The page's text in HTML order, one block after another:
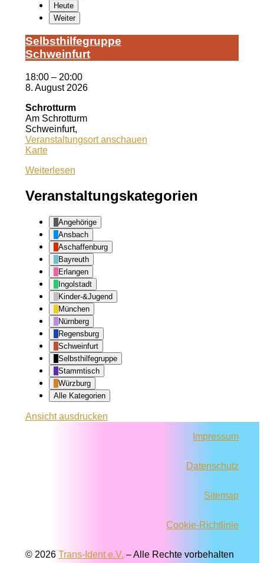
Heute
Weiter
Selbst­hil­fe­grup­pe
Schwein­furt
18:00 – 20:00
8. August 2026
Schrotturm
Am Schrotturm
Schweinfurt,
Veranstaltungsort anschauen
KarteSchrotturm
Weiterlesen
Veranstaltungskategorien
Angehörige
Ansbach
Aschaffenburg
Bayreuth
Erlangen
Ingolstadt
Kinder-&Jugend
München
Nürnberg
Regensburg
Schweinfurt
Selbsthilfegruppe
Stammtisch
Würzburg
Alle Kategorien
Ansichtausdrucken
Impressum
Datenschutz
Sitemap
Cookie-Richtlinie
© 2026 Trans-Ident e.V. – Alle Rechte vorbehalten